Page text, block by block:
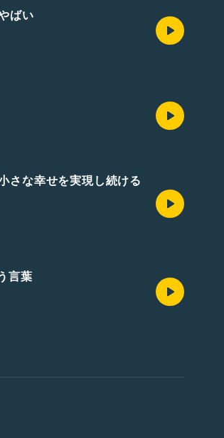
ばい
さな幸せを実現し続ける
言葉